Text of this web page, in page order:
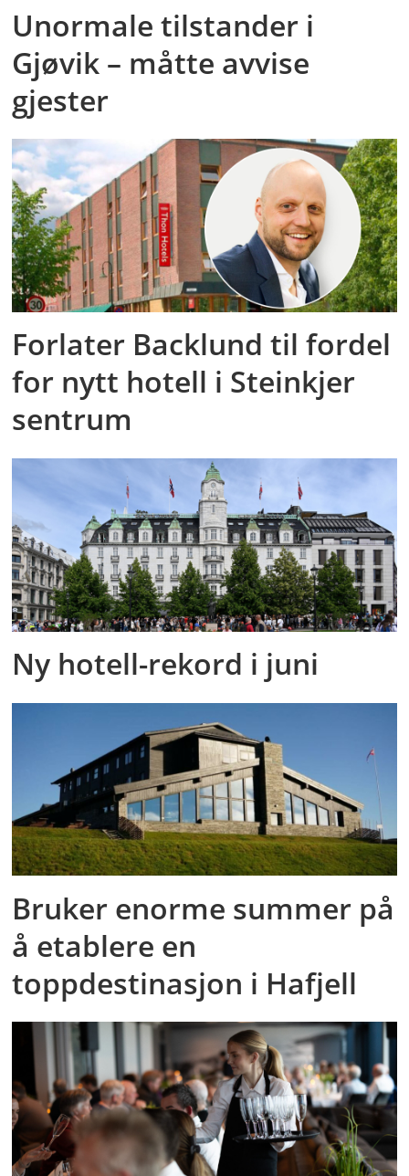
Unormale tilstander i
Gjøvik – måtte avvise
gjester
Forlater Backlund til fordel
for nytt hotell i Steinkjer
sentrum
Ny hotell-rekord i juni
Bruker enorme summer på
å etablere en
toppdestinasjon i Hafjell